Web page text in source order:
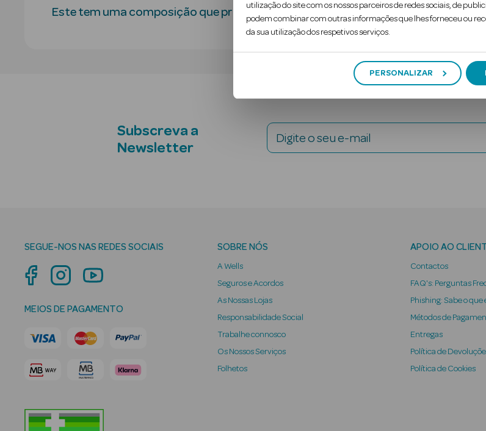
utilização do site com os nossos parceiros de redes sociais, de
podem combinar com outras informações que lhes forneceu ou
da sua utilização dos respetivos serviços.
PERSONALIZAR
Este tem uma composição que promove a diminuição da retenção de líquidos e
Subscreva a
Newsletter
Digite o seu e-mail
SEGUE-NOS NAS REDES SOCIAIS
MEIOS DE PAGAMENTO
SOBRE NÓS
A Wells
Seguros e Acordos
As Nossas Lojas
Responsabilidade Social
Trabalhe connosco
Os Nossos Serviços
Folhetos
APOIO AO
Contactos
FAQ's: Perguntas
Phishing: Sabe o que
Métodos de
Entregas
Política de
Política de Cookies